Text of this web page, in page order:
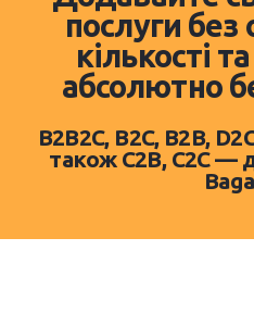
послуги
кількості
абсолютно
B2B2C, B2C, B2B,
також C2B, C2C —